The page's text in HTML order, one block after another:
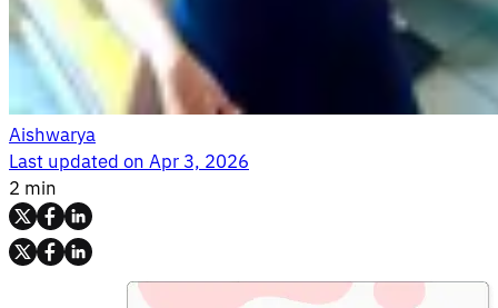
Aishwarya
Last updated onApr 3, 2026
2 min